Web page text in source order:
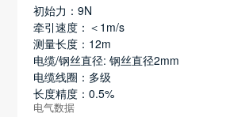
初始力：9N
牵引速度：＜1m/s
测量长度：12m
电缆/钢丝直径: 钢丝直径2mm
电缆线圈：多级
长度精度：0.5%
电气数据